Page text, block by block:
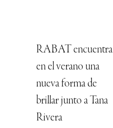
RABAT encuentra
en el verano una
nueva forma de
brillar junto a Tana
Rivera